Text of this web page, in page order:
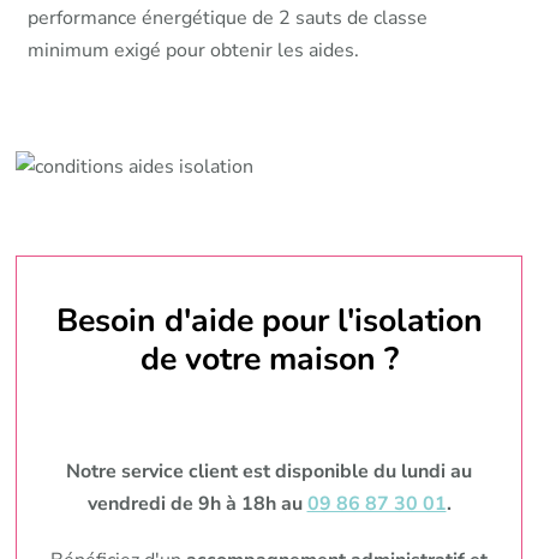
performance énergétique de 2 sauts de classe
minimum exigé pour obtenir les aides.
Besoin d'aide pour l'isolation
de votre maison ?
Notre service client est disponible du lundi au
vendredi de 9h à 18h au09 86 87 30 01.